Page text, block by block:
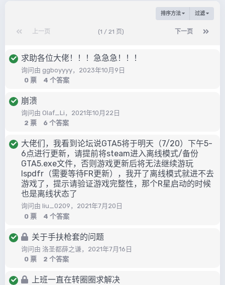
排序方法 过滤
上一页 下一页
(1 / 21 页)
求助各位大佬！！！急急急！！！
询问由 ggboyyyy， 2023年10月9日
0 票 4 个答案
崩溃
询问由 Olaf_Li ， 2021年10月22日
2 票 6 个答案
大佬们，我看到论坛说GTA5将于明天（7/20）下午5-
6点进行更新，请提前将steam进入离线模式/备份
GTA5.exe文件，否则游戏更新后将无法继续游玩
lspdfr（需要等待FR更新），我开了离线模式就进不去
游戏了，提示请验证游戏完整性，那个R星启动的时候
也是离线状态了
询问由 liu_0209 ， 2021年7月20日
0 票 4 个答案
关于手扶枪套的问题
询问由 洛圣都薛之谦， 2021年7月16日
0 票 2 个答案
上班一直在转圈圈求解决